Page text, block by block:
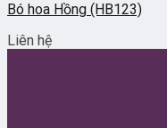
Bó hoa Hồng (HB123)
Liên hệ